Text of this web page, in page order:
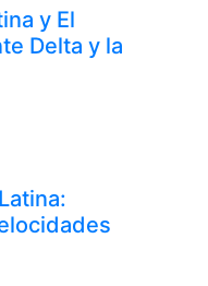
y El
Delta y la